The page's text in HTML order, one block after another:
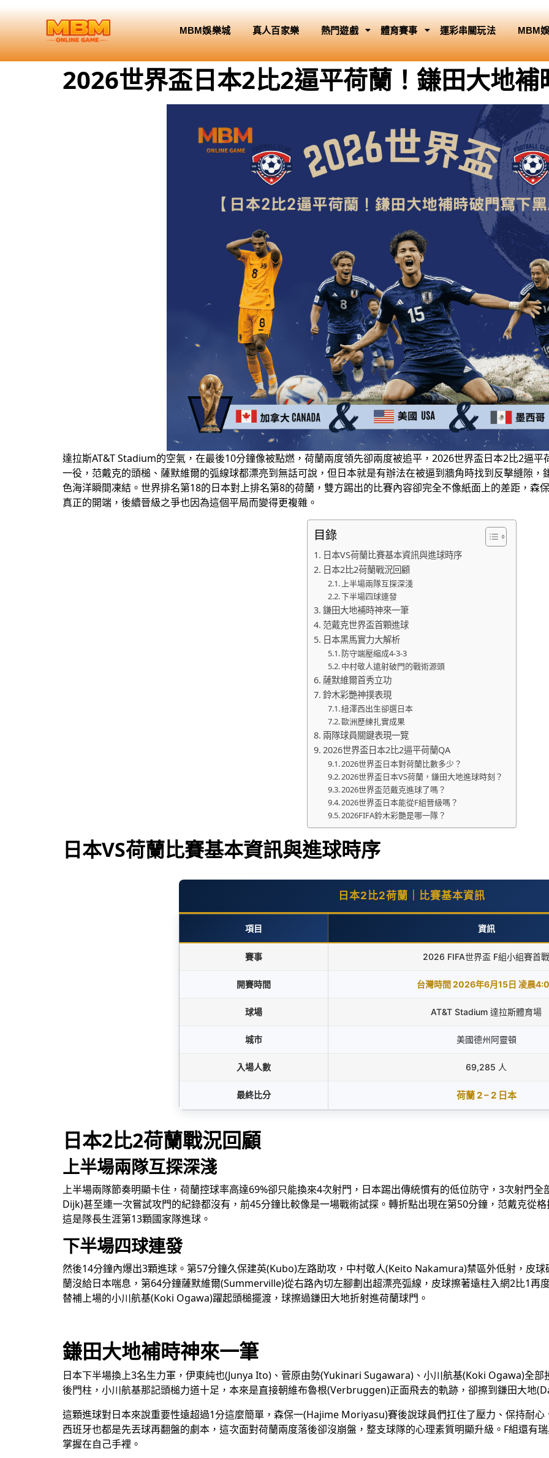
MBM娛樂城 真人百家樂 熱門遊戲 體育賽事 運彩串關玩法 MBM
2026世界盃日本2比2逼平荷蘭！鎌田大地
達拉斯AT&TStadium的空氣，在最後10分鐘像被點燃，荷蘭兩度領先卻兩度被追平，2026世界盃日本2比2逼平
一役，范戴克的頭槌、薩默維爾的弧線球都漂亮到無話可說，但日本就是有辦法在被逼到牆角時找到反擊縫隙，
色海洋瞬間凍結。世界排名第18的日本對上排名第8的荷蘭，雙方踢出的比賽內容卻完全不像紙面上的差距，森
真正的開端 ，後續晉級之爭也因為這個平局而變得更複雜。
目錄
日本VS荷蘭比賽基本資訊與進球時序
日本2比2荷蘭戰況回顧
上半場兩隊互探深淺
下半場四球連發
鎌田大地補時神來一筆
范戴克世界盃首顆進球
日本黑馬實力大解析
防守端壓縮成4-3-3
中村敬人遠射破門的戰術源頭
薩默維爾首秀立功
鈴木彩艷神撲表現
紐澤西出生卻選日本
歐洲歷練扎實成果
兩隊球員關鍵表現一覽
2026世界盃日本2比2逼平荷蘭QA
2026世界盃日本對荷蘭比數多少？
2026世界盃日本VS荷蘭，鎌田大地進球時刻？
2026世界盃范戴克進球了嗎？
2026世界盃日本能從F組晉級嗎？
2026FIFA鈴木彩艷是哪一隊？
日本VS荷蘭比賽基本資訊與進球時序
日本2比2荷蘭｜比賽基本資訊
項目 資訊
賽事 2026 FIFA世界盃 F組小組賽首戰
開賽時間 台灣時間 2026年6月15日 凌晨
球場 AT&T Stadium 達拉斯體育場
城市 美國德州阿靈頓
入場人數 69,285 人
最終比分 荷蘭 2 – 2 日本
日本2比2荷蘭戰況回顧
上半場兩隊互探深淺
上半場兩隊節奏明顯卡住，荷蘭控球率高達69%卻只能換來4次射門，日本踢出傳統慣有的低位防守，3次射門
Dijk)甚至連一次嘗試攻門的紀錄都沒有，前45分鐘比較像是一場戰術試探。轉折點出現在第50分鐘，范戴克從
這是隊長生涯第13顆國家隊進球。
下半場四球連發
然後14分鐘內爆出3顆進球。第57分鐘久保建英(Kubo)左路助攻，中村敬人(Keito Nakamura)禁區外低射，皮
蘭沒給日本喘息，第64分鐘薩默維爾(Summerville)從右路內切左腳劃出超漂亮弧線，皮球擦著遠柱入網2比1再
替補上場的小川航基(Koki Ogawa)躍起頭槌擺渡，球擦過鎌田大地折射進荷蘭球門。
鎌田大地補時神來一筆
日本下半場換上3名生力軍，伊東純也(Junya Ito)、菅原由勢(Yukinari Sugawara)、小川航基(Koki Ogawa)全
後門柱，小川航基那記頭槌力道十足，本來是直接朝維布魯根(Verbruggen)正面飛去的軌跡，卻擦到鎌田大地
這顆進球對日本來說重要性遠超過1分這麼簡單，森保一(Hajime Moriyasu)賽後說球員們扛住了壓力、保持耐
西班牙也都是先丟球再翻盤的劇本，這次面對荷蘭兩度落後卻沒崩盤，整支球隊的心理素質明顯升級。F組還有
掌握在自己手裡。